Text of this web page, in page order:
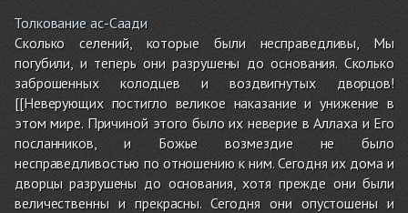
Толкование ас-Саади
Сколько селений, которые были несправедливы, Мы
погубили, и теперь они разрушены до основания. Сколько
заброшенных колодцев и воздвигнутых дворцов!
[[Неверующих постигло великое наказание и унижение в
этом мире. Причиной этого было их неверие в Аллаха и Его
посланников, и Божье возмездие не было
несправедливостью по отношению к ним. Сегодня их дома и
дворцы разрушены до основания, хотя прежде они были
величественны и прекрасны. Сегодня они опустошены и